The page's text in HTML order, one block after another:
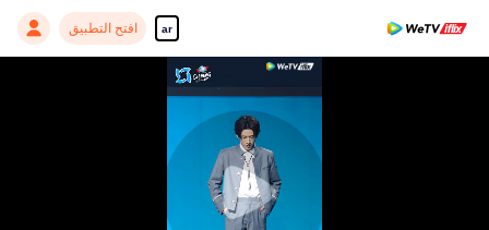
ar افتح التطبيق